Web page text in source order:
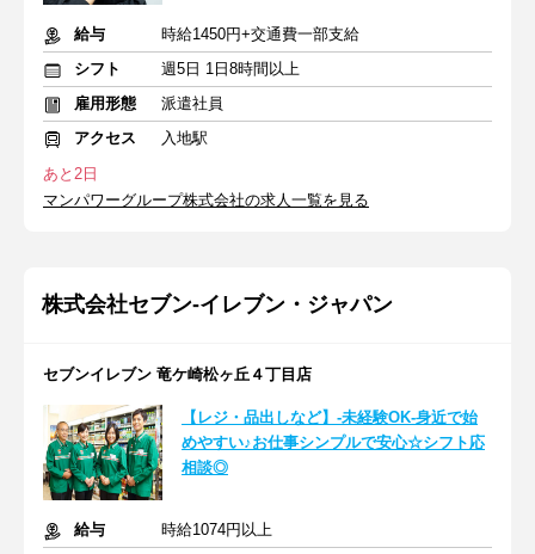
給与
時給1450円+交通費一部支給
シフト
週5日 1日8時間以上
雇用形態
派遣社員
アクセス
入地駅
あと2日
マンパワーグループ株式会社の求人一覧を見る
株式会社セブン-イレブン・ジャパン
セブンイレブン 竜ケ崎松ヶ丘４丁目店
【レジ・品出しなど】-未経験OK-身近で始
めやすい♪お仕事シンプルで安心☆シフト応
相談◎
給与
時給1074円以上